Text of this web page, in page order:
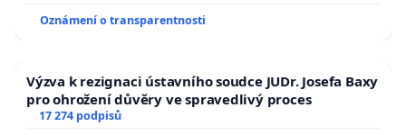
Oznámení o transparentnosti
Výzva k rezignaci ústavního soudce JUDr. Josefa Baxy
pro ohrožení důvěry ve spravedlivý proces
17 274 podpisů